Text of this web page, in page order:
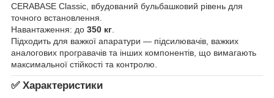
CERABASE Classic, вбудований бульбашковий рівень для
точного встановлення.
Навантаження: до 350 кг
Підходить для важкої апаратури — підсилювачів, важких
аналогових програвачів та інших компонентів, що вимагають
максимальної стійкості та контролю.
✅ Характеристики